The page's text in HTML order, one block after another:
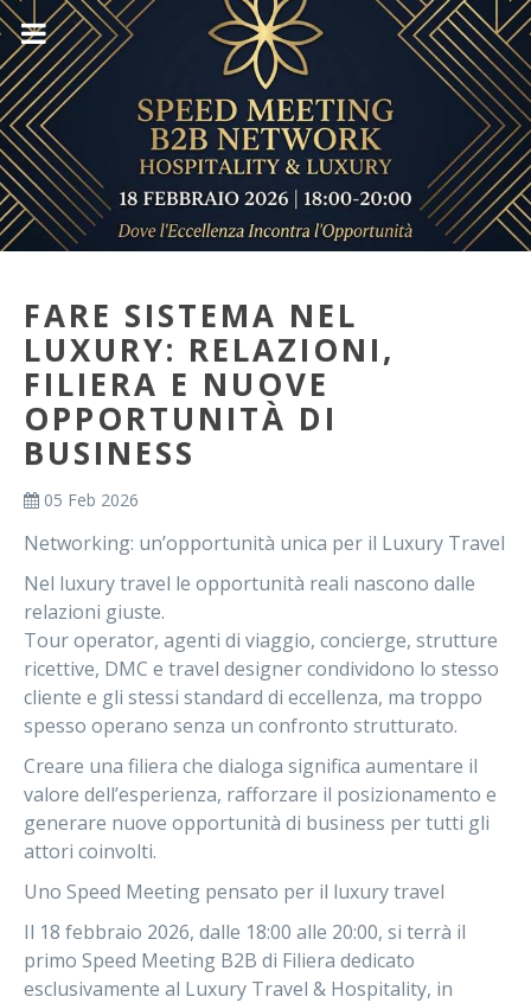
FARE SISTEMA NEL
LUXURY: RELAZIONI,
FILIERA E NUOVE
OPPORTUNITÀ DI
BUSINESS
05 Feb 2026
Networking: un’opportunità unica per il Luxury Travel
Nel luxury travel le opportunità reali nascono dalle
relazioni giuste.
Tour operator, agenti di viaggio, concierge, strutture
ricettive, DMC e travel designer condividono lo stesso
cliente e gli stessi standard di eccellenza, ma troppo
spesso operano senza un confronto strutturato.
Creare una filiera che dialoga significa aumentare il
valore dell’esperienza, rafforzare il posizionamento e
generare nuove opportunità di business per tutti gli
attori coinvolti.
Uno Speed Meeting pensato per il luxury travel
Il 18 febbraio 2026, dalle 18:00 alle 20:00, si terrà il
primo Speed Meeting B2B di Filiera dedicato
esclusivamente al Luxury Travel & Hospitality, in